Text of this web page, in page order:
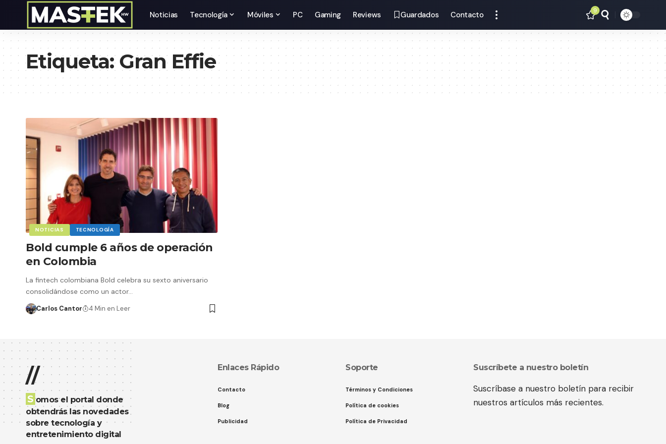
Noticias Tecnología Móviles PC Gaming Reviews Guardados Contacto 9
Etiqueta:Gran Effie
NOTICIAS TECNOLOGÍA
Bold cumple 6 años de operación
en Colombia
La fintech colombiana Bold celebra su sexto aniversario
consolidándose como un actor…
Carlos Cantor 4 Min en Leer
//
S omos el portal donde
obtendrás las novedades
sobre tecnología y
entretenimiento digital
Enlaces Rápido
Contacto
Blog
Publicidad
Soporte
Términos y Condiciones
Política de cookies
Política de Privacidad
Suscríbete a nuestro boletín
Suscríbase a nuestro boletín para recibir
nuestros artículos más recientes.